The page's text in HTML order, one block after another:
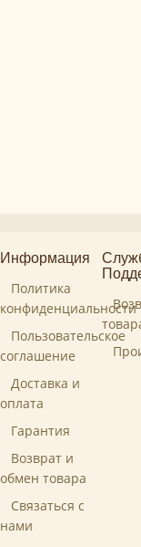
Информация
Политика
конфиденциальности
Пользовательское
соглашение
Доставка и
оплата
Гарантия
Возврат и
обмен товара
Связаться с
нами